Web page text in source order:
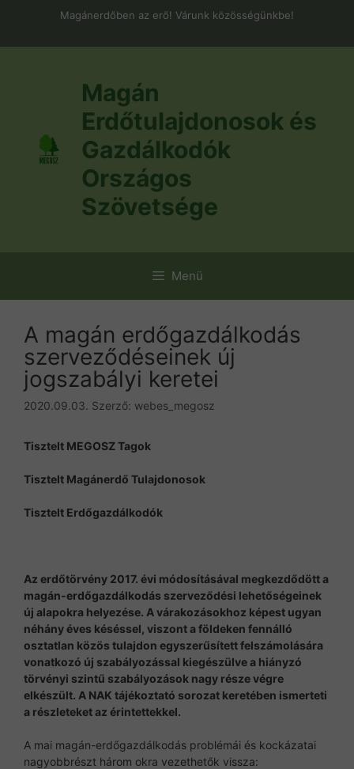
Magánerdőben az erő! Várunk közösségünkbe!
Magán
Erdőtulajdonosok és
Gazdálkodók
Országos
Szövetsége
Menü
A magán erdőgazdálkodás
szerveződéseinek új
jogszabályi keretei
2020.09.03. Szerző: webes_megosz
Tisztelt MEGOSZ Tagok
Tisztelt Magánerdő Tulajdonosok
Tisztelt Erdőgazdálkodók
Az erdőtörvény 2017. évi módosításával megkezdődött a
magán-erdőgazdálkodás szerveződési lehetőségeinek
új alapokra helyezése. A várakozásokhoz képest ugyan
néhány éves késéssel, viszont a földeken fennálló
osztatlan közös tulajdon egyszerűsített felszámolására
vonatkozó új szabályozással kiegészülve a hiányzó
törvényi szintű szabályozások nagy része végre
elkészült. A NAK tájékoztató sorozat keretében ismerteti
a részleteket az érintettekkel.
A mai magán-erdőgazdálkodás problémái és kockázatai
nagyobbrészt három okra vezethetők vissza: